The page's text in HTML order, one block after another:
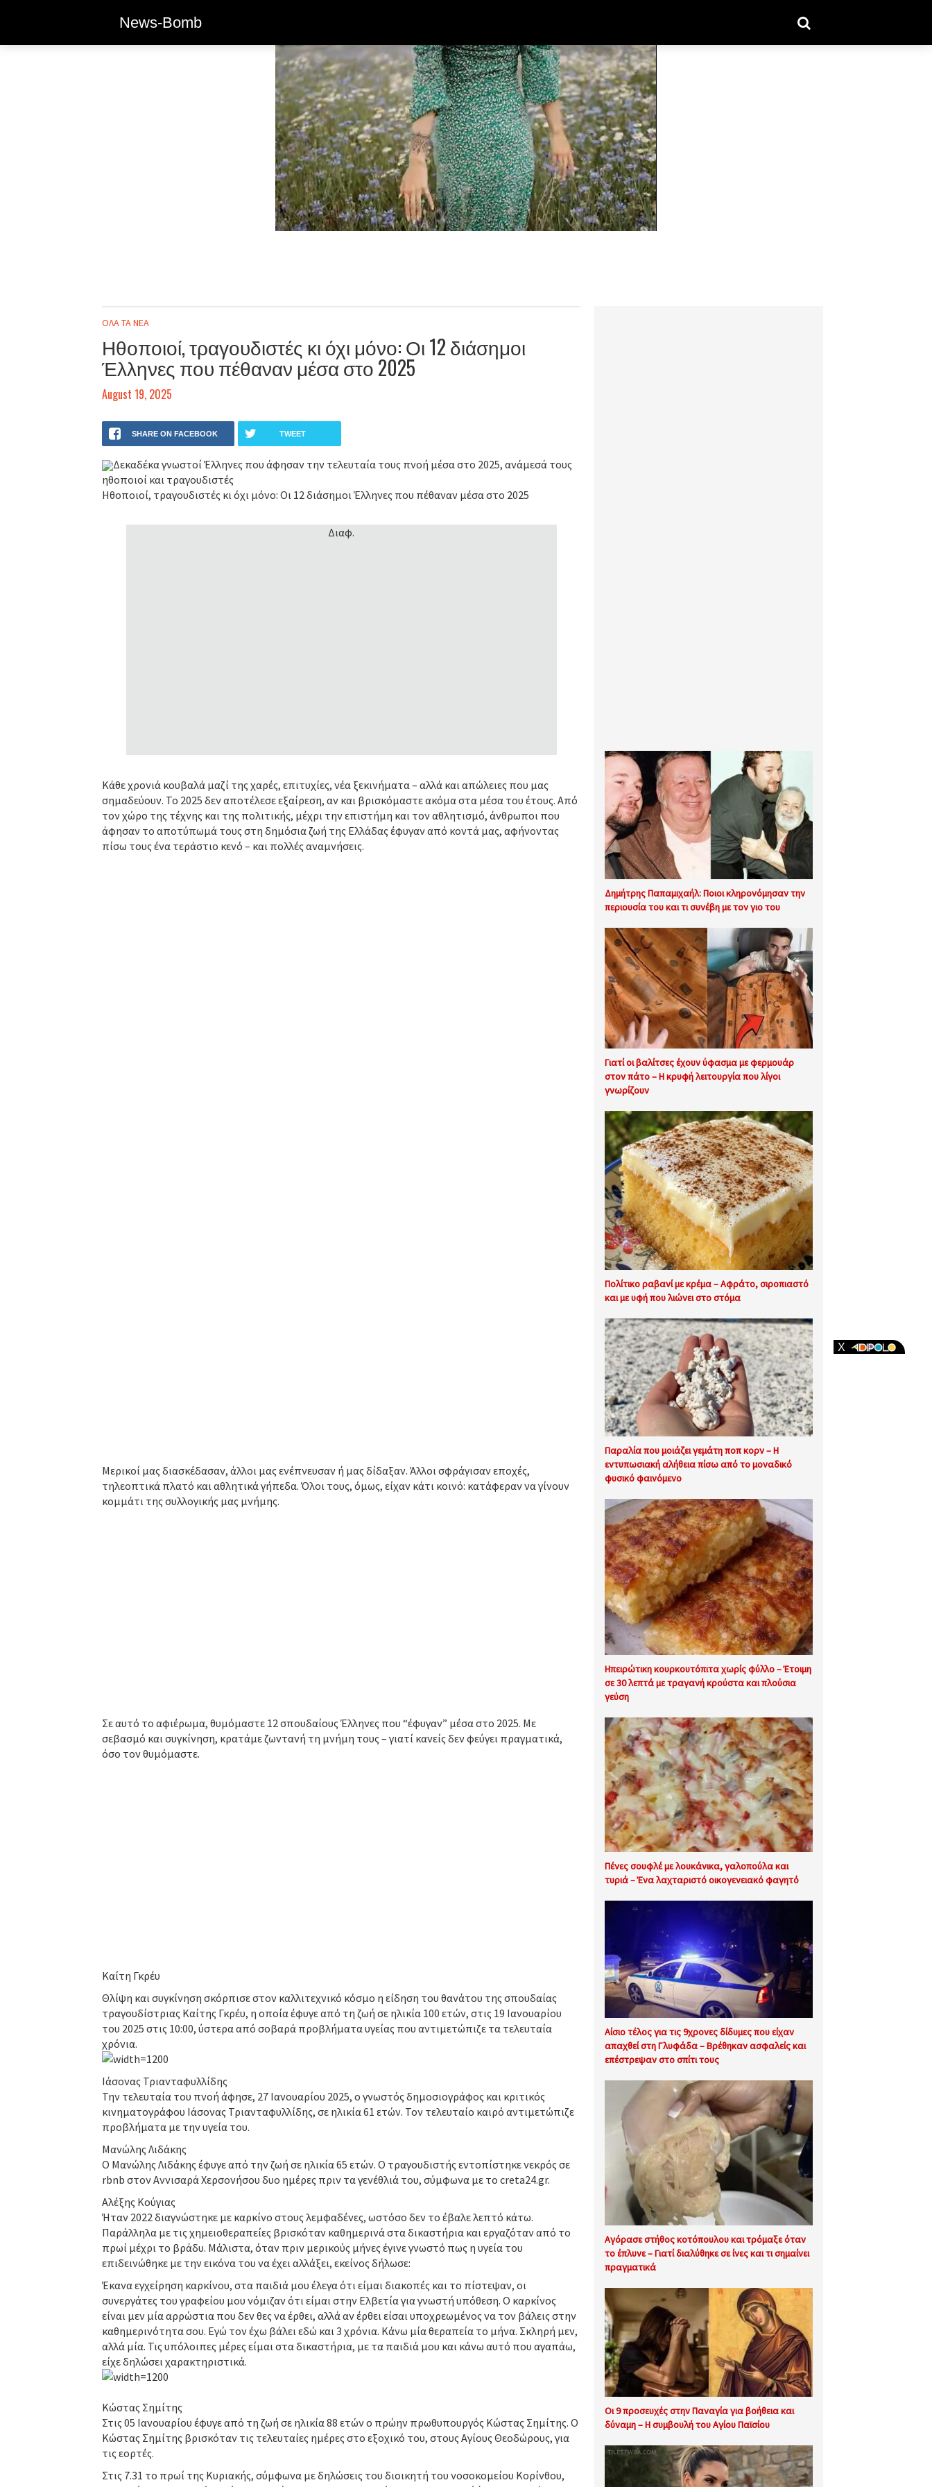
News-Bomb
ΟΛΑ ΤΑ ΝΕΑ
Ηθοποιοί, τραγουδιστές κι όχι μόνο: Οι 12 διάσημοι
Έλληνες που πέθαναν μέσα στο 2025
August 19, 2025
SHARE ON FACEBOOK TWEET
Δεκαδέκα γνωστοί Έλληνες που άφησαν την τελευταία τους πνοή μέσα στο 2025, ανάμεσά τους
ηθοποιοί και τραγουδιστές
Ηθοποιοί, τραγουδιστές κι όχι μόνο: Οι 12 διάσημοι Έλληνες που πέθαναν μέσα στο 2025
Διαφ.
Κάθε χρονιά κουβαλά μαζί της χαρές, επιτυχίες, νέα ξεκινήματα – αλλά και απώλειες που μας
σημαδεύουν. Το 2025 δεν αποτέλεσε εξαίρεση, αν και βρισκόμαστε ακόμα στα μέσα του έτους. Από
τον χώρο της τέχνης και της πολιτικής, μέχρι την επιστήμη και τον αθλητισμό, άνθρωποι που
άφησαν το αποτύπωμά τους στη δημόσια ζωή της Ελλάδας έφυγαν από κοντά μας, αφήνοντας
πίσω τους ένα τεράστιο κενό – και πολλές αναμνήσεις.
Μερικοί μας διασκέδασαν, άλλοι μας ενέπνευσαν ή μας δίδαξαν. Άλλοι σφράγισαν εποχές,
τηλεοπτικά πλατό και αθλητικά γήπεδα. Όλοι τους, όμως, είχαν κάτι κοινό: κατάφεραν να γίνουν
κομμάτι της συλλογικής μας μνήμης.
Σε αυτό το αφιέρωμα, θυμόμαστε 12 σπουδαίους Έλληνες που “έφυγαν” μέσα στο 2025. Με
σεβασμό και συγκίνηση, κρατάμε ζωντανή τη μνήμη τους – γιατί κανείς δεν φεύγει πραγματικά,
όσο τον θυμόμαστε.
Καίτη Γκρέυ
Θλίψη και συγκίνηση σκόρπισε στον καλλιτεχνικό κόσμο η είδηση του θανάτου της σπουδαίας
τραγουδίστριας Καίτης Γκρέυ, η οποία έφυγε από τη ζωή σε ηλικία 100 ετών, στις 19 Ιανουαρίου
του 2025 στις 10:00, ύστερα από σοβαρά προβλήματα υγείας που αντιμετώπιζε τα τελευταία
χρόνια.
Ιάσονας Τριανταφυλλίδης
Την τελευταία του πνοή άφησε, 27 Ιανουαρίου 2025, ο γνωστός δημοσιογράφος και κριτικός
κινηματογράφου Ιάσονας Τριανταφυλλίδης, σε ηλικία 61 ετών. Τον τελευταίο καιρό αντιμετώπιζε
προβλήματα με την υγεία του.
Μανώλης Λιδάκης
Ο Μανώλης Λιδάκης έφυγε από την ζωή σε ηλικία 65 ετών. Ο τραγουδιστής εντοπίστηκε νεκρός σε
rbnb στον Αννισαρά Χερσονήσου δυο ημέρες πριν τα γενέθλιά του, σύμφωνα με το creta24.gr.
Αλέξης Κούγιας
Ήταν 2022 διαγνώστηκε με καρκίνο στους λεμφαδένες, ωστόσο δεν το έβαλε λεπτό κάτω.
Παράλληλα με τις χημειοθεραπείες βρισκόταν καθημερινά στα δικαστήρια και εργαζόταν από το
πρωί μέχρι το βράδυ. Μάλιστα, όταν πριν μερικούς μήνες έγινε γνωστό πως η υγεία του
επιδεινώθηκε με την εικόνα του να έχει αλλάξει, εκείνος δήλωσε:
Έκανα εγχείρηση καρκίνου, στα παιδιά μου έλεγα ότι είμαι διακοπές και το πίστεψαν, οι
συνεργάτες του γραφείου μου νόμιζαν ότι είμαι στην Ελβετία για γνωστή υπόθεση. Ο καρκίνος
είναι μεν μία αρρώστια που δεν θες να έρθει, αλλά αν έρθει είσαι υποχρεωμένος να τον βάλεις στην
καθημερινότητα σου. Εγώ τον έχω βάλει εδώ και 3 χρόνια. Κάνω μία θεραπεία το μήνα. Σκληρή μεν,
αλλά μία. Τις υπόλοιπες μέρες είμαι στα δικαστήρια, με τα παιδιά μου και κάνω αυτό που αγαπάω,
είχε δηλώσει χαρακτηριστικά.
Κώστας Σημίτης
Στις 05 Ιανουαρίου έφυγε από τη ζωή σε ηλικία 88 ετών ο πρώην πρωθυπουργός Κώστας Σημίτης. Ο
Κώστας Σημίτης βρισκόταν τις τελευταίες ημέρες στο εξοχικό του, στους Αγίους Θεοδώρους, για
τις εορτές.
Στις 7.31 το πρωί της Κυριακής, σύμφωνα με δηλώσεις του διοικητή του νοσοκομείου Κορίνθου,
Δημήτρης Παπαμιχαήλ: Ποιοι κληρονόμησαν την
περιουσία του και τι συνέβη με τον γιο του
Γιατί οι βαλίτσες έχουν ύφασμα με φερμουάρ
στον πάτο – Η κρυφή λειτουργία που λίγοι
γνωρίζουν
Πολίτικο ραβανί με κρέμα – Αφράτο, σιροπιαστό
και με υφή που λιώνει στο στόμα
Παραλία που μοιάζει γεμάτη ποπ κορν – Η
εντυπωσιακή αλήθεια πίσω από το μοναδικό
φυσικό φαινόμενο
Ηπειρώτικη κουρκουτόπιτα χωρίς φύλλο – Έτοιμη
σε 30 λεπτά με τραγανή κρούστα και πλούσια
γεύση
Πένες σουφλέ με λουκάνικα, γαλοπούλα και
τυριά – Ένα λαχταριστό οικογενειακό φαγητό
Αίσιο τέλος για τις 9χρονες δίδυμες που είχαν
απαχθεί στη Γλυφάδα – Βρέθηκαν ασφαλείς και
επέστρεψαν στο σπίτι τους
Αγόρασε στήθος κοτόπουλου και τρόμαξε όταν
το έπλυνε – Γιατί διαλύθηκε σε ίνες και τι σημαίνει
πραγματικά
Οι 9 προσευχές στην Παναγία για βοήθεια και
δύναμη – Η συμβουλή του Αγίου Παϊσίου